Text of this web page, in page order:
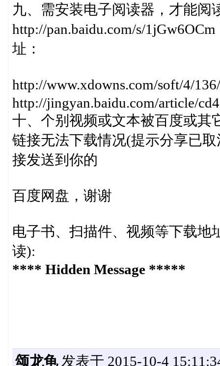
九、需安装电子阅读器，才能阅
http://pan.baidu.com/s/
址：
http://www.xdowns.com/soft/4/
http://jingyan.baidu.com/article/
十、个别视频或文本被百度或其
链接无法下载情况(提示分享已
接发送到你的
百度网盘，谢谢
电子书、扫描件、视频等下载地
读):
**** Hidden Message *****
颂龙龟发表于 2015-10-4